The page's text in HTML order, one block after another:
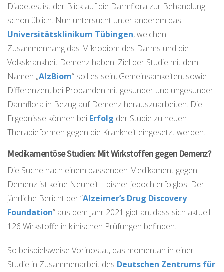
Diabetes, ist der Blick auf die Darmflora zur Behandlung
schon üblich. Nun untersucht unter anderem das
Universitätsklinikum Tübingen, welchen
Zusammenhang das Mikrobiom des Darms und die
Volkskrankheit Demenz haben. Ziel der Studie mit dem
Namen „AlzBiom“ soll es sein, Gemeinsamkeiten, sowie
Differenzen, bei Probanden mit gesunder und ungesunder
Darmflora in Bezug auf Demenz herauszuarbeiten. Die
Ergebnisse können bei Erfolg der Studie zu neuen
Therapieformen gegen die Krankheit eingesetzt werden.
Medikamentöse Studien: Mit Wirkstoffen gegen Demenz?
Die Suche nach einem passenden Medikament gegen
Demenz ist keine Neuheit – bisher jedoch erfolglos. Der
jährliche Bericht der “Alzeimer’s Drug Discovery
Foundation” aus dem Jahr 2021 gibt an, dass sich aktuell
126 Wirkstoffe in klinischen Prüfungen befinden.
So beispielsweise Vorinostat, das momentan in einer
Studie in Zusammenarbeit des Deutschen Zentrums für